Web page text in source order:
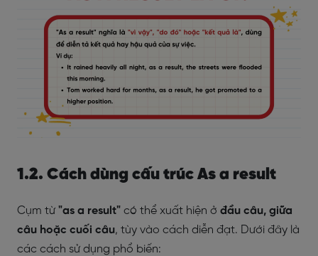
1.2. Cách dùng cấu trúc As a result
Cụm từ "as a result" có thể xuất hiện ở đầu câu, giữa
câu hoặc cuối câu, tùy vào cách diễn đạt. Dưới đây là
các cách sử dụng phổ biến: